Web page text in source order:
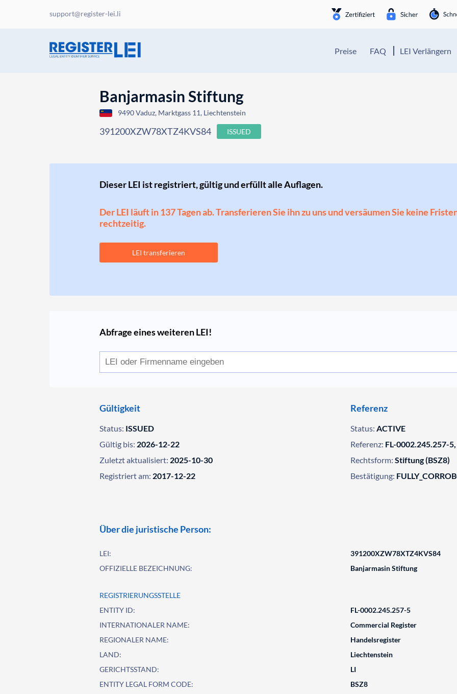
support@register-lei.li
Preise FAQ LEI Verlängern
Banjarmasin Stiftung
9490 Vaduz, Marktgass 11, Liechtenstein
391200XZW78XTZ4KVS84 ISSUED
Dieser LEI ist registriert, gültig und erfüllt alle Auflagen.
Der LEI läuft in 137 Tagen ab. Transferieren Sie ihn zu uns und versäumen Sie keine
rechtzeitig.
LEI transferieren
Abfrage eines weiteren LEI!
Gültigkeit
Status: ISSUED
Gültig bis: 2026-12-22
Zuletzt aktualisiert: 2025-10-30
Registriert am: 2017-12-22
Referenz
Status: ACTIVE
Referenz: FL-0002.245.257-
Rechtsform: Stiftung (BSZ8)
Bestätigung:
Über die juristische Person:
LEI:
391200XZW78XTZ4KVS84
OFFIZIELLE BEZEICHNUNG:
Banjarmasin Stiftung
REGISTRIERUNGSSTELLE
ENTITY ID:
FL-0002.245.257-5
INTERNATIONALER NAME:
Commercial Register
REGIONALER NAME:
Handelsregister
LAND:
Liechtenstein
GERICHTSSTAND:
LI
ENTITY LEGAL FORM CODE:
BSZ8